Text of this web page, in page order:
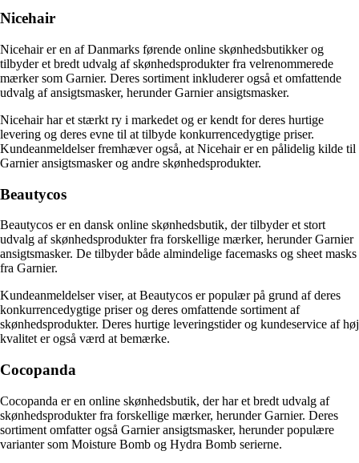
Nicehair
Nicehair er en af Danmarks førende online skønhedsbutikker og
tilbyder et bredt udvalg af skønhedsprodukter fra velrenommerede
mærker som Garnier. Deres sortiment inkluderer også et omfattende
udvalg af ansigtsmasker, herunder Garnier ansigtsmasker.
Nicehair har et stærkt ry i markedet og er kendt for deres hurtige
levering og deres evne til at tilbyde konkurrencedygtige priser.
Kundeanmeldelser fremhæver også, at Nicehair er en pålidelig kilde til
Garnier ansigtsmasker og andre skønhedsprodukter.
Beautycos
Beautycos er en dansk online skønhedsbutik, der tilbyder et stort
udvalg af skønhedsprodukter fra forskellige mærker, herunder Garnier
ansigtsmasker. De tilbyder både almindelige facemasks og sheet masks
fra Garnier.
Kundeanmeldelser viser, at Beautycos er populær på grund af deres
konkurrencedygtige priser og deres omfattende sortiment af
skønhedsprodukter. Deres hurtige leveringstider og kundeservice af høj
kvalitet er også værd at bemærke.
Cocopanda
Cocopanda er en online skønhedsbutik, der har et bredt udvalg af
skønhedsprodukter fra forskellige mærker, herunder Garnier. Deres
sortiment omfatter også Garnier ansigtsmasker, herunder populære
varianter som Moisture Bomb og Hydra Bomb serierne.